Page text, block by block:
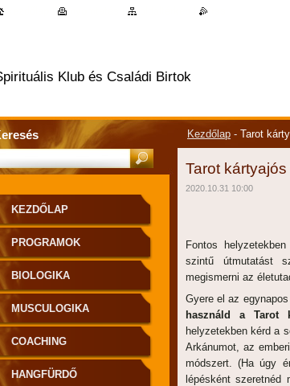
Klub és Családi Birtok
Kezdőlap - Tarot
Tarot
2020.10.31 10:00
Fontos
szintű útmutatást
megismerni az
Gyere el az
használd a Tarot
helyzetekben kérd a
Arkánumot, az
módszert. (Ha úgy
lépésként
KEZDŐLAP
PROGRAMOK
BIOLOGIKA
MUSCULOGIKA
COACHING
HANGFÜRDŐ